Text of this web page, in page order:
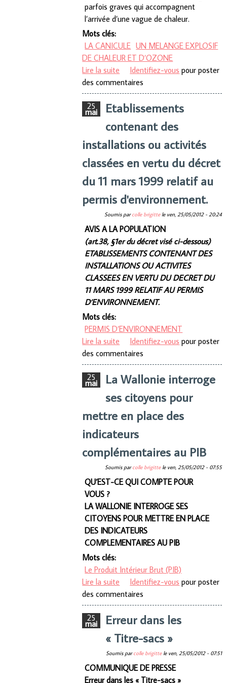
parfois graves qui accompagnent
l’arrivée d’une vague de chaleur.
Mots clés:
LA CANICULE UN MELANGE EXPLOSIF
DE CHALEUR ET D’OZONE
Lire la suite de Questions de sante
Identifiez-vous pour poster
des commentaires
25
mai
Etablissements
contenant des
installations ou activités
classées en vertu du décret
du 11 mars 1999 relatif au
permis d'environnement.
Soumis parcolle brigittele ven, 25/05/2012 - 20:24
AVIS A LA POPULATION
(art.38, §1er du décret visé ci-dessous)
ETABLISSEMENTS CONTENANT DES
INSTALLATIONS OU ACTIVITES
CLASSEES EN VERTU DU DECRET DU
11 MARS 1999 RELATIF AU PERMIS
D’ENVIRONNEMENT.
Mots clés:
PERMIS D’ENVIRONNEMENT
Lire la suite de Etablissements contenant
des installations ou activités
classées en vertu du décret du
11 mars 1999 relatif au permis
Identifiez-vous pour poster
des commentaires
25
mai
La Wallonie interroge
ses citoyens pour
mettre en place des
indicateurs
complémentaires au PIB
Soumis parcolle brigittele ven, 25/05/2012 - 07:55
QU’EST-CE QUI COMPTE POUR
VOUS ?
LA WALLONIE INTERROGE SES
CITOYENS POUR METTRE EN PLACE
DES INDICATEURS
COMPLEMENTAIRES AU PIB
Mots clés:
Le Produit Intérieur Brut (PIB)
Lire la suite de La Wallonie interroge ses
citoyens pour mettre en place
des indicateurs
complémentaires au PIB
Identifiez-vous pour poster
des commentaires
25
mai
Erreur dans les
« Titre-sacs »
Soumis parcolle brigittele ven, 25/05/2012 - 07:51
COMMUNIQUE DE PRESSE
Erreur dans les « Titre-sacs »